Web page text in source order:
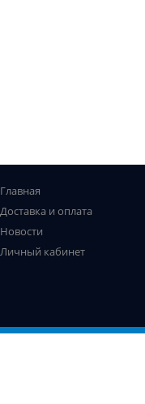
Главная
Доставка и оплата
Новости
Личный кабинет